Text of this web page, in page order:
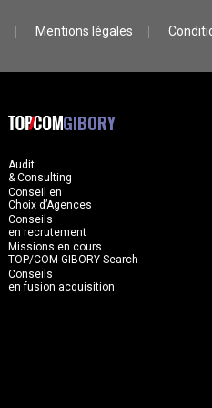
Mentions légales
GIBORY
Audit
& Consulting
Conseil en
Choix d’Agences
Conseils
en recrutement
Missions en cours
TOP/COM GIBORY Search
Conseils
en fusion acquisition